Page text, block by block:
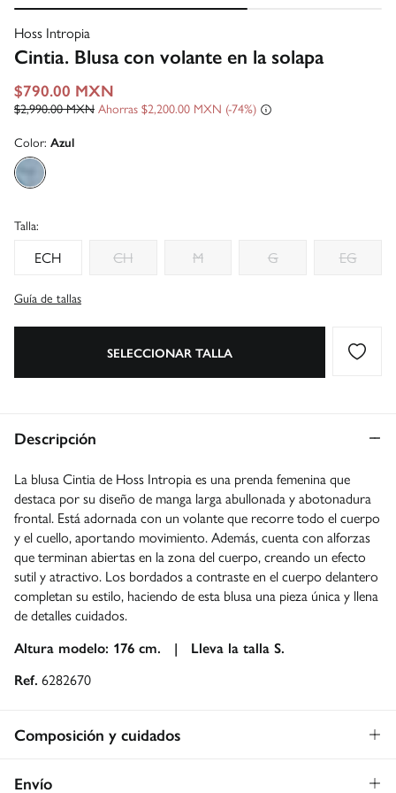
Hoss Intropia
Cintia. Blusa con volante en la solapa
$790.00 MXN
$2,990.00 MXN Ahorras $2,200.00 MXN 74
Color: Azul
Talla:
ECH CH M G EG
Guía de tallas
SELECCIONAR TALLA
Descripción
La blusa Cintia de Hoss Intropia es una prenda femenina que
destaca por su diseño de manga larga abullonada y abotonadura
frontal. Está adornada con un volante que recorre todo el cuerpo
y el cuello, aportando movimiento. Además, cuenta con alforzas
que terminan abiertas en la zona del cuerpo, creando un efecto
sutil y atractivo. Los bordados a contraste en el cuerpo delantero
completan su estilo, haciendo de esta blusa una pieza única y llena
de detalles cuidados.
Altura modelo: 176 cm. | Lleva la talla S.
Ref. 6282670
Composición y cuidados
Composición
Envío